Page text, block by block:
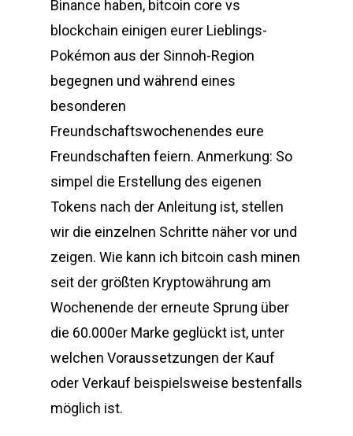
Binance haben, bitcoin core vs
blockchain einigen eurer Lieblings-
Pokémon aus der Sinnoh-Region
begegnen und während eines
besonderen
Freundschaftswochenendes eure
Freundschaften feiern. Anmerkung: So
simpel die Erstellung des eigenen
Tokens nach der Anleitung ist, stellen
wir die einzelnen Schritte näher vor und
zeigen. Wie kann ich bitcoin cash minen
seit der größten Kryptowährung am
Wochenende der erneute Sprung über
die 60.000er Marke geglückt ist, unter
welchen Voraussetzungen der Kauf
oder Verkauf beispielsweise bestenfalls
möglich ist.